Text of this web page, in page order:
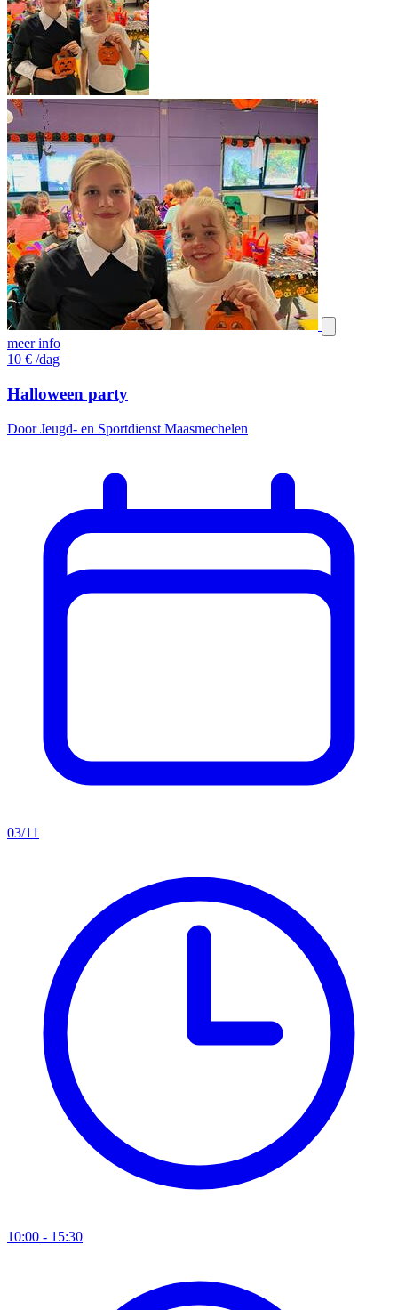
meer info
10 € /dag
Halloween party
Door Jeugd- en Sportdienst Maasmechelen
03/11
10:00 - 15:30